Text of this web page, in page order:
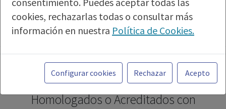
cookies, rechazarlas todas o consultar más
información en nuestra Política de Cookies.
Toda la información incluida en la Página Web
está referida a productos del mercado
español y, por tanto, dirigida a profesionales
sanitarios legalmente facultados para
Configurar cookies Rechazar Acepto
PUBLICIDAD
Formación Especializada en
Psiquiatría. Cursos Online,
Homologados o Acreditados con